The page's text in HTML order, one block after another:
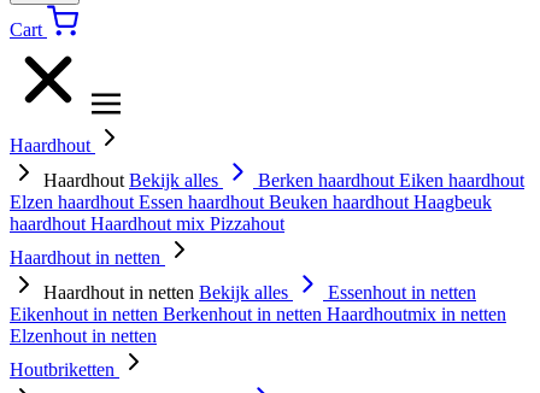
Cart
Haardhout
Haardhout Bekijk alles Berken haardhout Eiken haardhout
Elzen haardhout Essen haardhout Beuken haardhout Haagbeuk
haardhout Haardhout mix Pizzahout
Haardhout in netten
Haardhout in netten Bekijk alles
Essenhout in netten
Eikenhout in netten Berkenhout in netten Haardhoutmix in netten
Elzenhout in netten
Houtbriketten